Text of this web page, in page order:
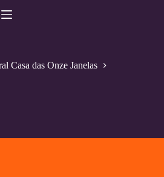
Casa das Onze Janelas